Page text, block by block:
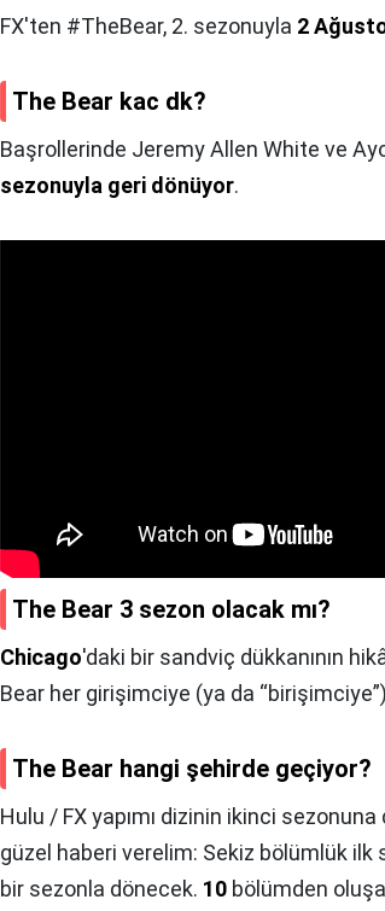
FX'ten #TheBear, 2. sezonuyla 2
The Bear kac dk?
Başrollerinde Jeremy Allen White ve
sezonuyla geri dönüyor.
The Bear 3 sezon olacak mı?
Chicago'daki bir sandviç dükkanının
Bear her girişimciye (ya da
The Bear hangi şehirde geçiyor?
Hulu / FX yapımı dizinin ikinci
güzel haberi verelim: Sekiz bölümlük ilk
bir sezonla dönecek. 10 bölümden